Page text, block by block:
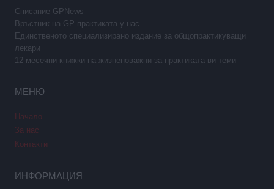
Списание GPNews
Връстник на GP практиката у нас
Единственото специализирано издание за общопрактикуващи
лекари
12 месечни книжки на жизненоважни за практиката ви теми
МЕНЮ
Начало
За нас
Контакти
ИНФОРМАЦИЯ